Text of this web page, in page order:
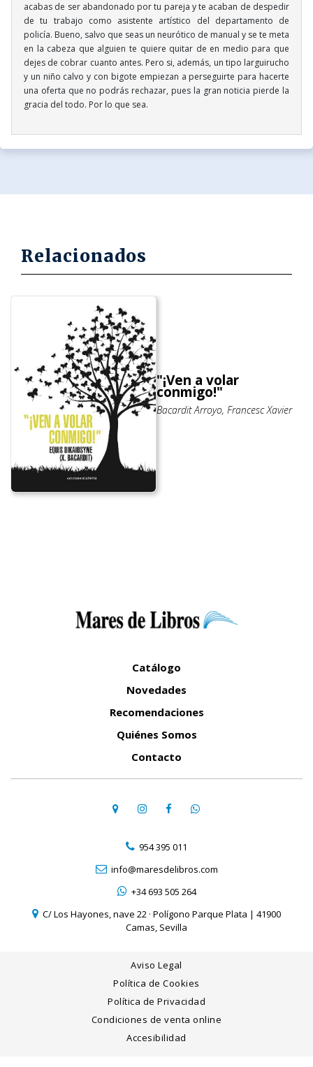
acabas de ser abandonado por tu pareja y te acaban de despedir
de tu trabajo como asistente artístico del departamento de
policía. Bueno, salvo que seas un neurótico de manual y se te meta
en la cabeza que alguien te quiere quitar de en medio para que
dejes de cobrar cuanto antes. Pero si, además, un tipo larguirucho
y un niño calvo y con bigote empiezan a perseguirte para hacerte
una oferta que no podrás rechazar, pues la gran noticia pierde la
gracia del todo. Por lo que sea.
Relacionados
"¡Ven a volar
conmigo!"
Bacardit Arroyo, Francesc Xavier
Catálogo
Novedades
Recomendaciones
Quiénes Somos
Contacto
954 395 011
info@maresdelibros.com
+34 693 505 264
C/ Los Hayones, nave 22 · Polígono Parque Plata | 41900
Camas, Sevilla
Aviso Legal
Política de Cookies
Política de Privacidad
Condiciones de venta online
Accesibilidad